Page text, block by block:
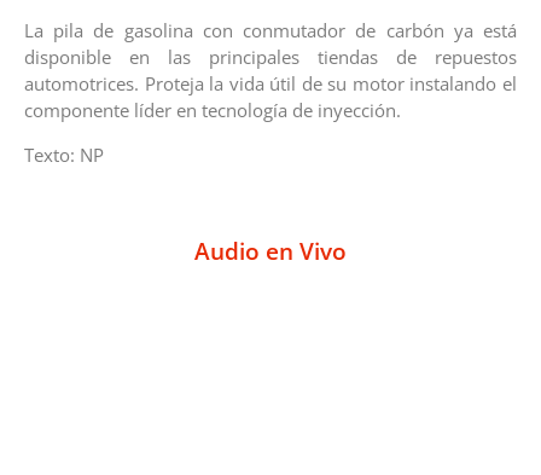
La pila de gasolina con conmutador de carbón ya está
disponible en las principales tiendas de repuestos
automotrices. Proteja la vida útil de su motor instalando el
componente líder en tecnología de inyección.
Texto: NP
Audio en Vivo